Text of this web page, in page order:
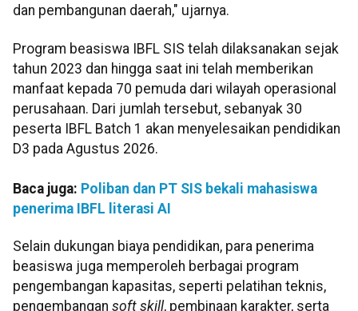
dan pembangunan daerah," ujarnya.
Program beasiswa IBFL SIS telah dilaksanakan sejak
tahun 2023 dan hingga saat ini telah memberikan
manfaat kepada 70 pemuda dari wilayah operasional
perusahaan. Dari jumlah tersebut, sebanyak 30
peserta IBFL Batch 1 akan menyelesaikan pendidikan
D3 pada Agustus 2026.
Baca juga: Poliban dan PT SIS bekali mahasiswa
penerima IBFL literasi AI
Selain dukungan biaya pendidikan, para penerima
beasiswa juga memperoleh berbagai program
pengembangan kapasitas, seperti pelatihan teknis,
pengembangan soft skill, pembinaan karakter, serta